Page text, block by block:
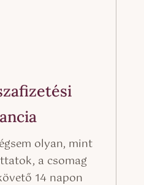
olyan, mint
a csomag
14 napon